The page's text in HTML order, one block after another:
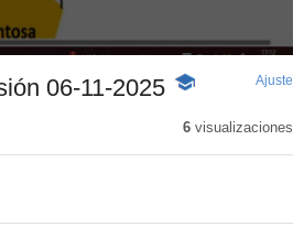
06-11-2025 -
educativo
Ajuste
6visualizaciones